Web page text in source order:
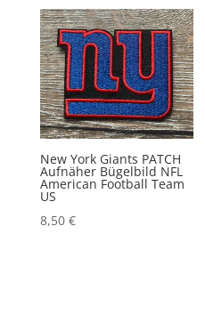
New York Giants PATCH
Aufnäher Bügelbild NFL
American Football Team
US
8,50 €